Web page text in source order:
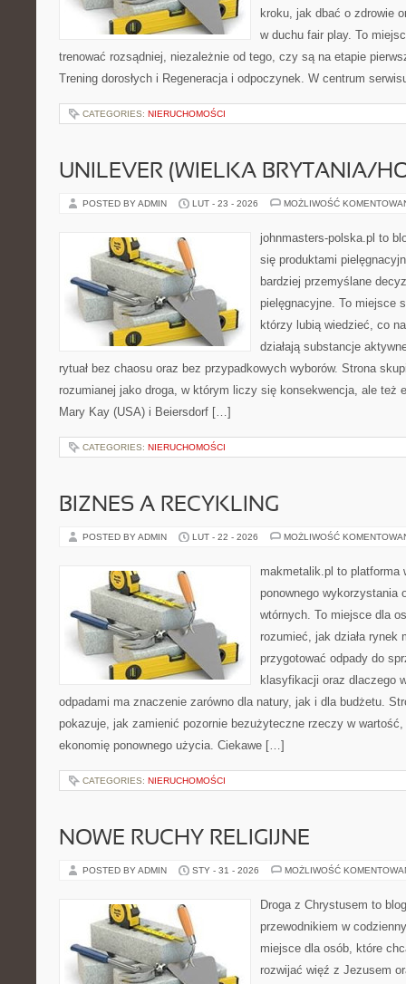
kroku, jak dbać o zdrowie
w duchu fair play. To
trenować rozsądniej, niezależnie od tego, czy są na etapie
Trening dorosłych i Regeneracja i odpoczynek. W centrum
CATEGORIES: NIERUCHOMOŚCI
UNILEVER (WIELKA BRYTANIA/
POSTED BY ADMIN LUT - 23 - 2026 MOŻLIWOŚĆ
johnmasters-polska.pl to
się produktami
bardziej przemyślane
pielęgnacyjne. To miejsce
którzy lubią wiedzieć, co
działają substancje
rytuał bez chaosu oraz bez przypadkowych wyborów. Strona
rozumianej jako droga, w którym liczy się konsekwencja, ale też
Mary Kay (USA) i Beiersdorf […]
CATEGORIES: NIERUCHOMOŚCI
BIZNES A RECYKLING
POSTED BY ADMIN LUT - 22 - 2026 MOŻLIWOŚĆ
makmetalik.pl to platforma
ponownego wykorzystania
wtórnych. To miejsce dla
rozumieć, jak działa rynek
przygotować odpady do
klasyfikacji oraz dlaczego
odpadami ma znaczenie zarówno dla natury, jak i dla budżetu.
pokazuje, jak zamienić pozornie bezużyteczne rzeczy w
ekonomię ponownego użycia. Ciekawe […]
CATEGORIES: NIERUCHOMOŚCI
NOWE RUCHY RELIGIJNE
POSTED BY ADMIN STY - 31 - 2026 MOŻLIWOŚĆ
Droga z Chrystusem to
przewodnikiem w
miejsce dla osób, które
rozwijać więź z Jezusem